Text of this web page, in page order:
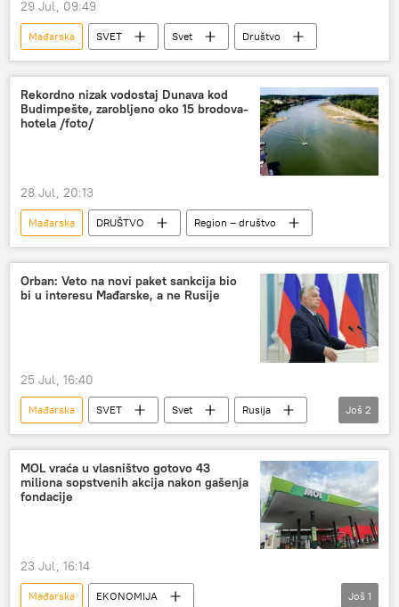
29 Jul, 09:49
Mađarska SVET Svet Društvo
Rekordno nizak vodostaj Dunava kod
Budimpešte, zarobljeno oko 15 brodova-
hotela /foto/
28 Jul, 20:13
Mađarska DRUŠTVO Region – društvo
Orban: Veto na novi paket sankcija bio
bi u interesu Mađarske, a ne Rusije
25 Jul, 16:40
Mađarska SVET Svet
Rusija
Viktor Orban
sankcije
Još 2
MOL vraća u vlasništvo gotovo 43
miliona sopstvenih akcija nakon gašenja
fondacije
23 Jul, 16:14
Mađarska
EKONOMIJA
Još 1